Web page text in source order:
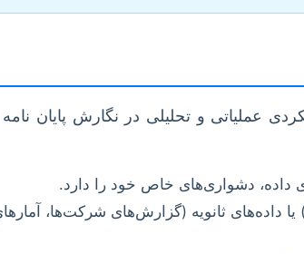
عملیاتی و تحلیلی در نگارش پایان
داده، دشواری‌های خاص خود را دارد.
داده‌های ثانویه (گزارش‌های شرکت‌ها،